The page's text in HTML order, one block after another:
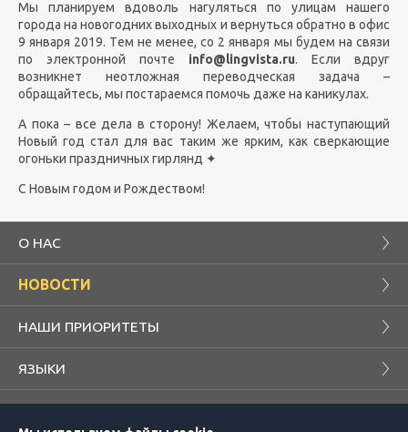
Мы планируем вдоволь нагуляться по улицам нашего
города на новогодних выходных и вернуться обратно в офис
9 января 2019. Тем не менее, со 2 января мы будем на связи
по электронной почте info@lingvista.ru. Если вдруг
возникнет неотложная переводческая задача –
обращайтесь, мы постараемся помочь даже на каникулах.
А пока – все дела в сторону! Желаем, чтобы наступающий
Новый год стал для вас таким же ярким, как сверкающие
огоньки праздничных гирлянд ✦
С Новым годом и Рождеством!
О НАС
НОВОСТИ
НАШИ ПРИОРИТЕТЫ
ЯЗЫКИ